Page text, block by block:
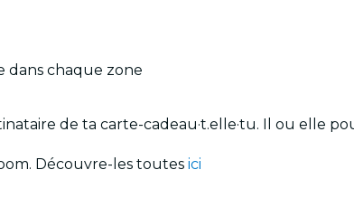
dans chaque zone
de ta carte-cadeau·t.elle·tu. Il ou elle
Découvre-les toutes ici